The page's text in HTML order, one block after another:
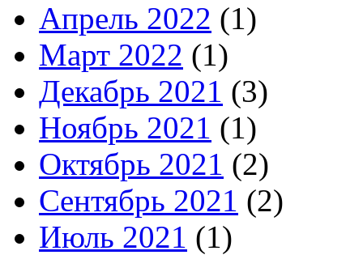
Апрель 2022 (1)
Март 2022 (1)
Декабрь 2021 (3)
Ноябрь 2021 (1)
Октябрь 2021 (2)
Сентябрь 2021 (2)
Июль 2021 (1)